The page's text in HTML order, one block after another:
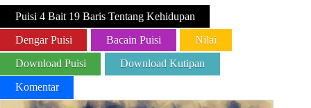
Puisi 4 Bait 19 Baris Tentang Kehidupan
Dengar Puisi Bacain Puisi Nilai
Download Puisi Download Kutipan
Komentar